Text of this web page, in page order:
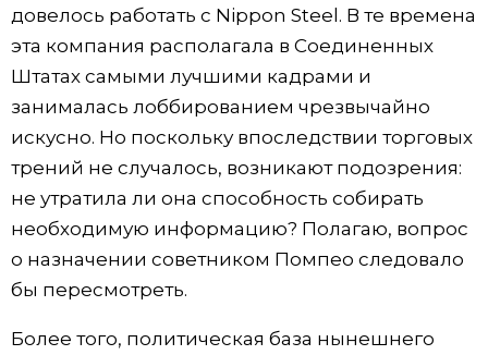
довелось работать с Nippon Steel. В те времена
эта компания располагала в Соединенных
Штатах самыми лучшими кадрами и
занималась лоббированием чрезвычайно
искусно. Но поскольку впоследствии торговых
трений не случалось, возникают подозрения:
не утратила ли она способность собирать
необходимую информацию? Полагаю, вопрос
о назначении советником Помпео следовало
бы пересмотреть.
Более того, политическая база нынешнего